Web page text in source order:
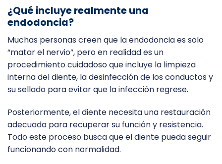
¿Qué incluye realmente una
endodoncia?
Muchas personas creen que la endodoncia es solo
“matar el nervio”, pero en realidad es un
procedimiento cuidadoso que incluye la limpieza
interna del diente, la desinfección de los conductos y
su sellado para evitar que la infección regrese.
Posteriormente, el diente necesita una restauración
adecuada para recuperar su función y resistencia.
Todo este proceso busca que el diente pueda seguir
funcionando con normalidad.